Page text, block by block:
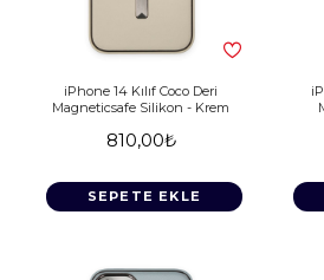
iPhone 14 Kılıf Coco Deri
Magneticsafe Silikon - Krem
810,00₺
SEPETE EKLE